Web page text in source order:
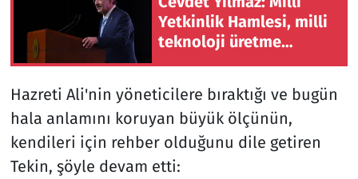
Yetkinlik Hamlesi, milli
teknoloji üretme
etmektedir.
Hazreti Ali'nin yöneticilere bıraktığı ve bugün
hala anlamını koruyan büyük ölçünün,
kendileri için rehber olduğunu dile getiren
Tekin, şöyle devam etti: